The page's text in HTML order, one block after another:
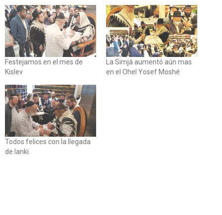
Festejamos en el mes de
Kislev
La Simjá aumentó aún mas
en el Ohel Yosef Moshé
Todos felices con la llegada
de Ianki